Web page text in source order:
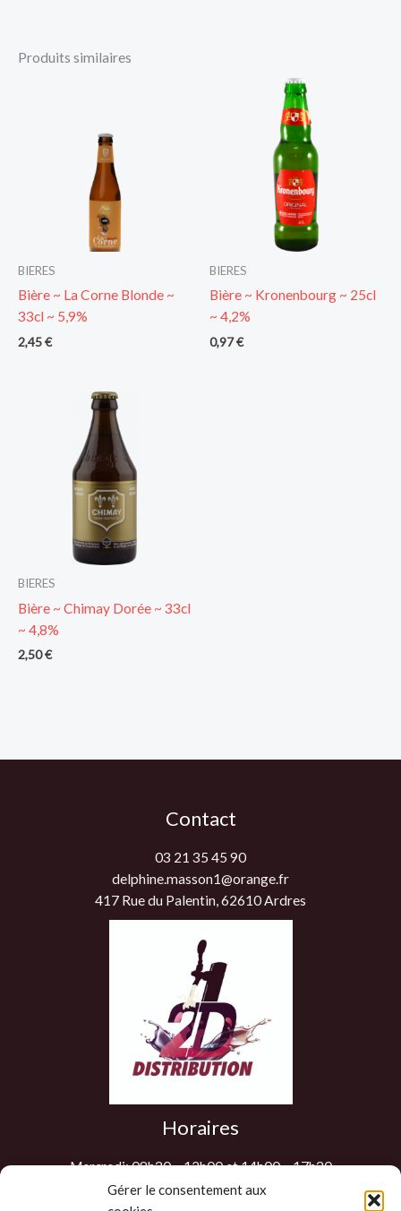
Gérer le consentement aux
Produits similaires
BIERES
Bière ~ La Corne Blonde ~
33cl ~ 5,9%
2,45€
BIERES
Bière ~ Kronenbourg ~ 25cl
~ 4,2%
0,97€
BIERES
Bière ~ Chimay Dorée ~ 33cl
~ 4,8%
2,50€
Contact
03 21 35 45 90
delphine.masson1@orange.fr
417 Rue du Palentin, 62610 Ardres
Horaires
Mercredi: 08h30 – 12h00 et 14h00 – 17h30
Jeudi: 08h30 – 12h00 et 14h00 – 17h30